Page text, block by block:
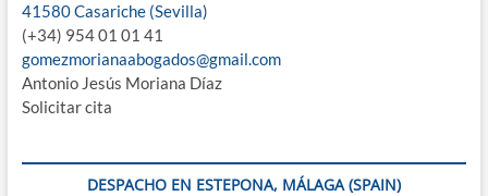
41580 Casariche (Sevilla)
(+34) 954 01 01 41
gomezmorianaabogados@gmail.com
Antonio Jesús Moriana Díaz
Solicitar cita
DESPACHO EN ESTEPONA, MÁLAGA (SPAIN)